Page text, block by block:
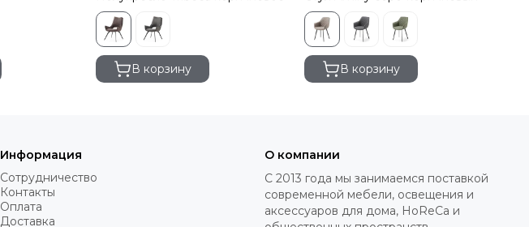
В корзину В корзину
Информация
Сотрудничество
Контакты
Оплата
Доставка
О компании
С 2013 года мы занимаемся поставкой
современной мебели, освещения и
аксессуаров для дома, HoReCa и